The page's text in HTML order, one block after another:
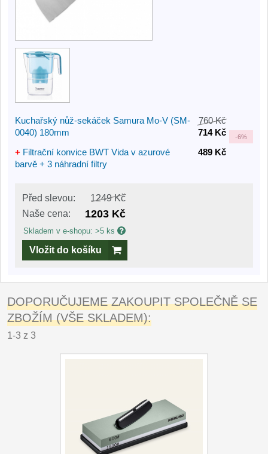
Kuchařský nůž-sekáček Samura Mo-V (SM-
0040) 180mm
760 Kč
714 Kč
-6%
+ Filtrační konvice BWT Vida v azurové
barvě + 3 náhradní filtry
489 Kč
Před slevou:
1249 Kč
Naše cena:
1203 Kč
Skladem v e-shopu: >5 ks
Vložit do košíku
DOPORUČUJEME ZAKOUPIT SPOLEČNĚ SE
ZBOŽÍM (VŠE SKLADEM):
1-3 z 3